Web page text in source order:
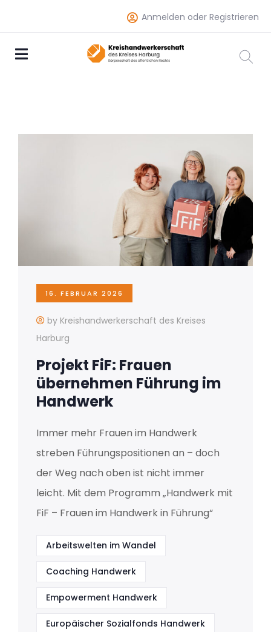
Anmelden oder Registrieren
16. FEBRUAR 2026
by Kreishandwerkerschaft des Kreises
Harburg
Projekt FiF: Frauen
übernehmen Führung im
Handwerk
Immer mehr Frauen im Handwerk
streben Führungspositionen an – doch
der Weg nach oben ist nicht immer
leicht. Mit dem Programm „Handwerk mit
FiF – Frauen im Handwerk in Führung“
Arbeitswelten im Wandel
Coaching Handwerk
Empowerment Handwerk
Europäischer Sozialfonds Handwerk